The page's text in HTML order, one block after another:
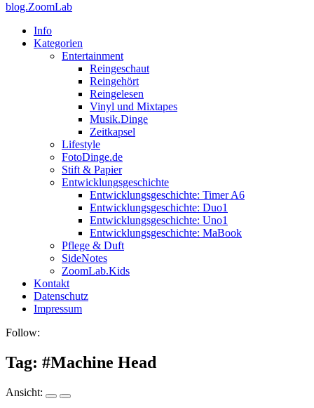
blog.ZoomLab
ZoomLab
Info
Kategorien
Entertainment
Reingeschaut
Reingehört
Reingelesen
Vinyl und Mixtapes
Musik.Dinge
Zeitkapsel
Lifestyle
FotoDinge.de
Stift & Papier
Entwicklungsgeschichte
Entwicklungsgeschichte: Timer A6
Entwicklungsgeschichte: Duo1
Entwicklungsgeschichte: Uno1
Entwicklungsgeschichte: MaBook
Pflege & Duft
SideNotes
ZoomLab.Kids
Kontakt
Datenschutz
Impressum
Follow:
Tag: #Machine Head
Ansicht: